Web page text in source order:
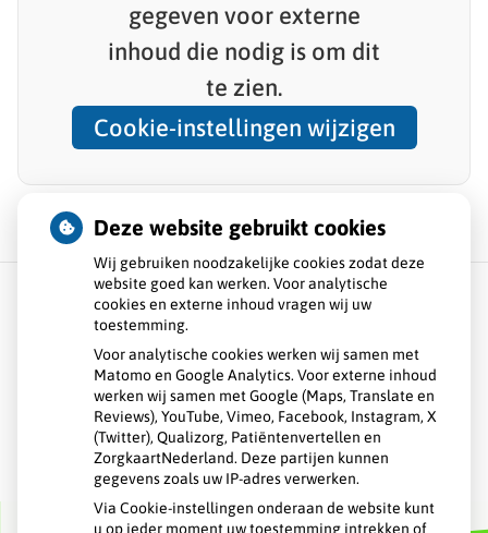
gegeven voor externe
inhoud die nodig is om dit
te zien.
Cookie-instellingen wijzigen
Over ons
Openingstijden
Veelgestelde vragen
Contact
Deze website gebruikt cookies
Wij gebruiken noodzakelijke cookies zodat deze
website goed kan werken. Voor analytische
cookies en externe inhoud vragen wij uw
toestemming.
Voor analytische cookies werken wij samen met
Matomo en Google Analytics. Voor externe inhoud
werken wij samen met Google (Maps, Translate en
Reviews), YouTube, Vimeo, Facebook, Instagram, X
(Twitter), Qualizorg, Patiëntenvertellen en
ZorgkaartNederland. Deze partijen kunnen
gegevens zoals uw IP-adres verwerken.
Via Cookie-instellingen onderaan de website kunt
u op ieder moment uw toestemming intrekken of